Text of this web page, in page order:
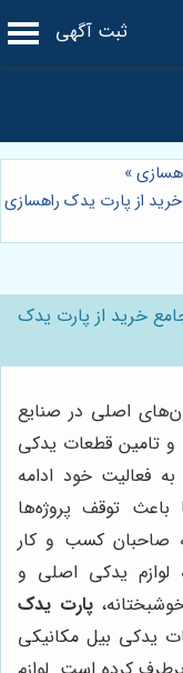
ثبت آگهی
»
خرید از پارت یدک راهسازی
خرید از پارت یدک
اصلی در صنایع
و تامین قطعات یدکی
فعالیت خود ادامه
توقف پروژه‌ها
صاحبان کسب و کار
یدکی اصلی و
پارت یدک
یدکی بیل مکانیکی